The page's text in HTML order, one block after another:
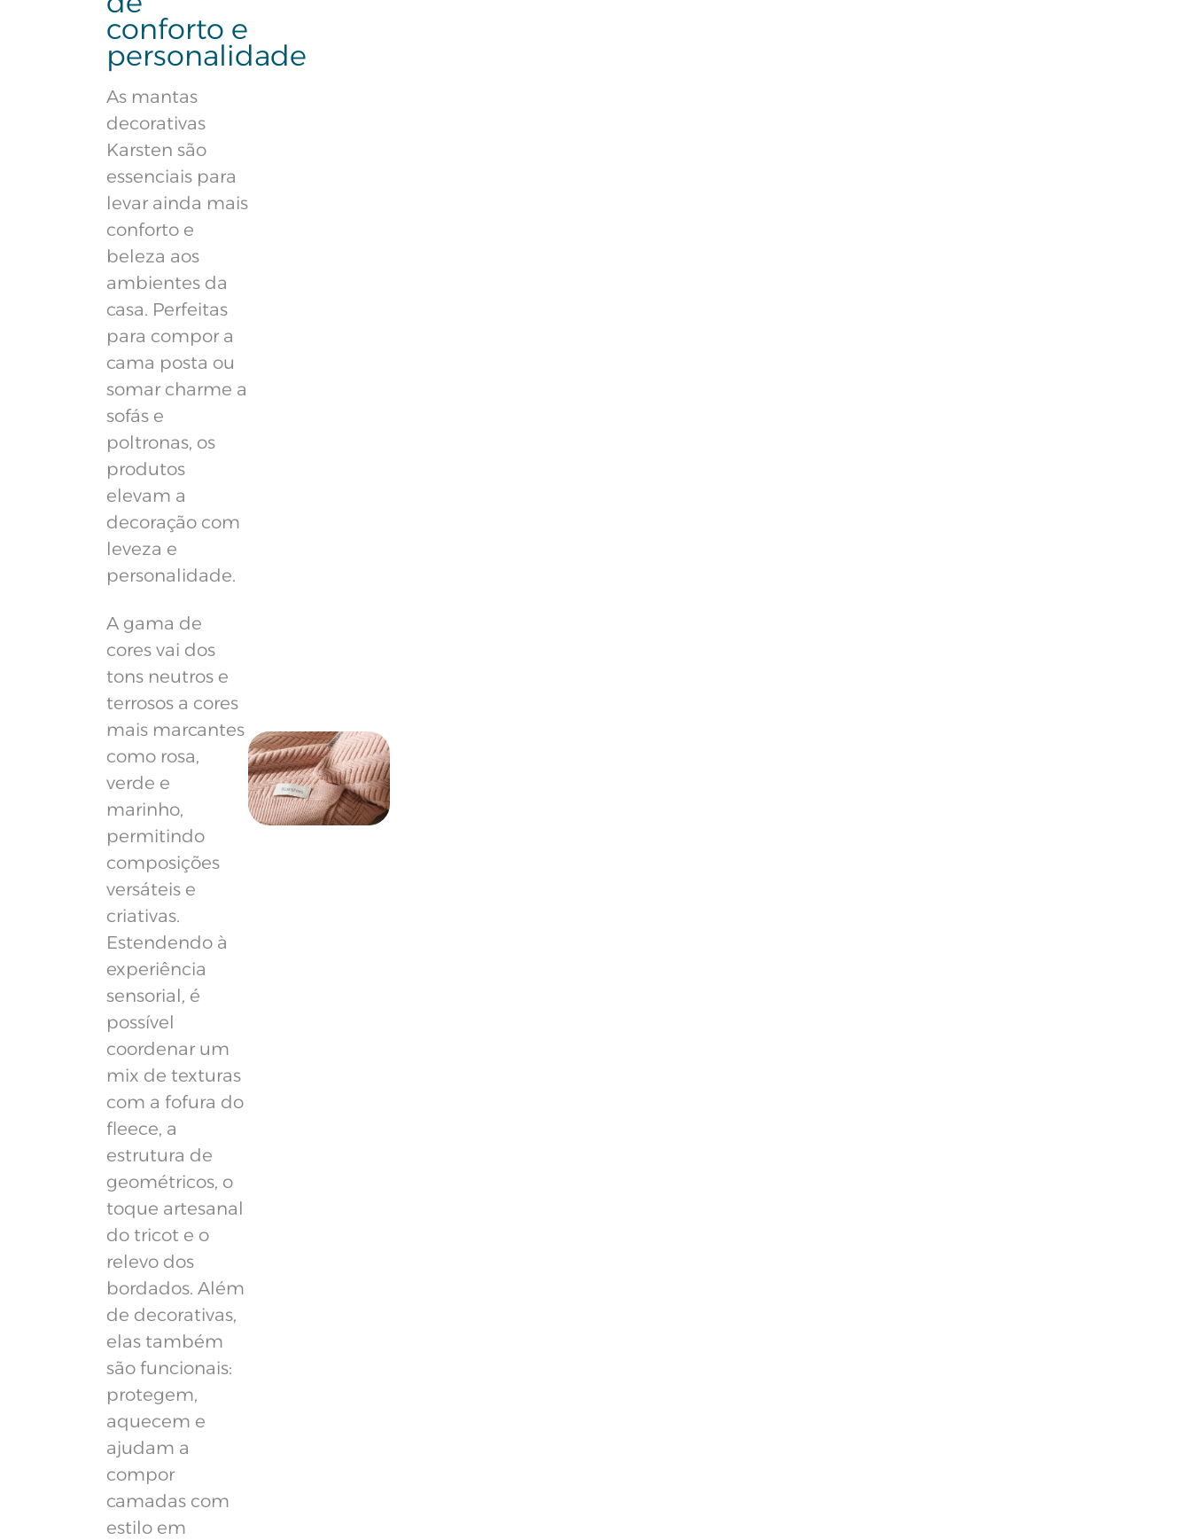
conforto e
personalidade
As mantas
decorativas
Karsten são
essenciais para
levar ainda mais
conforto e
beleza aos
ambientes da
casa. Perfeitas
para compor a
cama posta ou
somar charme a
sofás e
poltronas, os
produtos
elevam a
decoração com
leveza e
personalidade.
A gama de
cores vai dos
tons neutros e
terrosos a cores
mais marcantes
como rosa,
verde e
marinho,
permitindo
composições
versáteis e
criativas.
Estendendo à
experiência
sensorial, é
possível
coordenar um
mix de texturas
com a fofura do
fleece, a
estrutura de
geométricos, o
toque artesanal
do tricot e o
relevo dos
bordados. Além
de decorativas,
elas também
são funcionais:
protegem,
aquecem e
ajudam a
compor
camadas com
estilo em